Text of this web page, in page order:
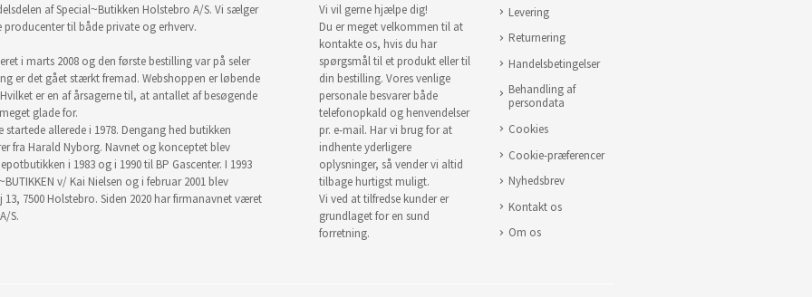
af Special~Butikken Holstebro A/S. Vi sælger
til både private og erhverv.
i marts 2008 og den første bestilling var på seler
er det gået stærkt fremad. Webshoppen er løbende
er en af årsagerne til, at antallet af besøgende
glade for.
startede allerede i 1978. Dengang hed butikken
fra Harald Nyborg. Navnet og konceptet blev
i 1983 og i 1990 til BP Gascenter. I 1993
v/ Kai Nielsen og i februar 2001 blev
13, 7500 Holstebro. Siden 2020 har firmanavnet været
S.
Vi vil gerne hjælpe dig!
Du er meget velkommen til at
kontakte os, hvis du har
spørgsmål til et produkt eller til
din bestilling. Vores venlige
personale besvarer både
telefonopkald og henvendelser
pr. e-mail. Har vi brug for at
indhente yderligere
oplysninger, så vender vi altid
tilbage hurtigst muligt.
Vi ved at tilfredse kunder er
grundlaget for en sund
forretning.
Levering
Returnering
Handelsbetingelser
Behandling af
persondata
Cookies
Cookie-præferencer
Nyhedsbrev
Kontakt os
Om os